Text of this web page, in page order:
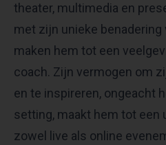
theater, multimedia en
met zijn unieke benadering
maken hem tot een
coach. Zijn vermogen om
en te inspireren, ongeacht
setting, maakt hem tot een
zowel live als online